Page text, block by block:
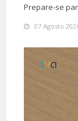
Prepare-se
07 Agosto